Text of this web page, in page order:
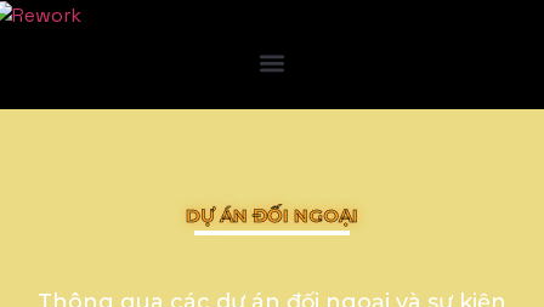
DỰ ÁN ĐỐI NGOẠI